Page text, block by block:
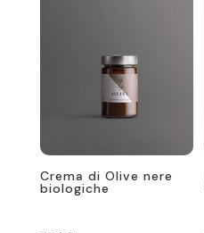
Crema di Olive nere
biologiche